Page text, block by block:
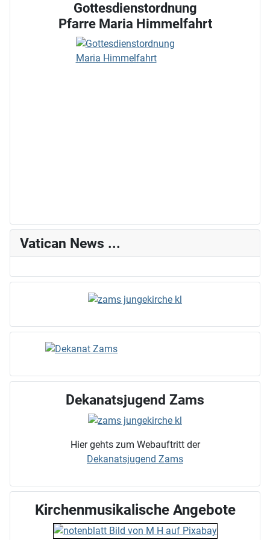
Gottesdienstordnung
Pfarre Maria Himmelfahrt
Vatican News ...
Dekanatsjugend Zams
Hier gehts zum Webauftritt der
Dekanatsjugend Zams
Kirchenmusikalische Angebote